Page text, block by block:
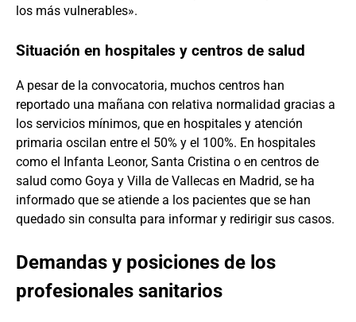
los más vulnerables».
Situación en hospitales y centros de salud
A pesar de la convocatoria, muchos centros han
reportado una mañana con relativa normalidad gracias a
los servicios mínimos, que en hospitales y atención
primaria oscilan entre el 50% y el 100%. En hospitales
como el Infanta Leonor, Santa Cristina o en centros de
salud como Goya y Villa de Vallecas en Madrid, se ha
informado que se atiende a los pacientes que se han
quedado sin consulta para informar y redirigir sus casos.
Demandas y posiciones de los
profesionales sanitarios